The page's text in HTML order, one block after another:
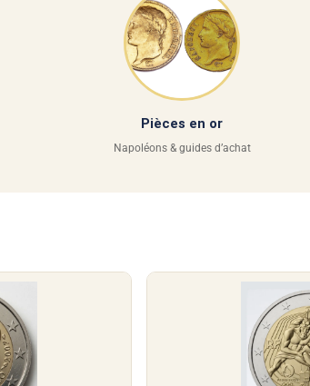
Pièces en or
Napoléons & guides d’achat